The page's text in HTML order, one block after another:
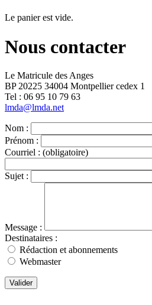
Le panier est vide.
Nous contacter
Le Matricule des Anges
BP 20225 34004 Montpellier cedex 1
Tel : ‭06 95 10 79 63
lmda@lmda.net
Nom :
Prénom :
Courriel : (obligatoire)
Sujet :
Message :
Destinataires :
Rédaction et abonnements
Webmaster
Valider